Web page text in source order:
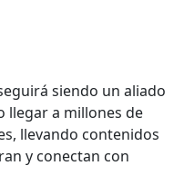
siendo un aliado
llegar a millones de
llevando contenidos
y conectan con